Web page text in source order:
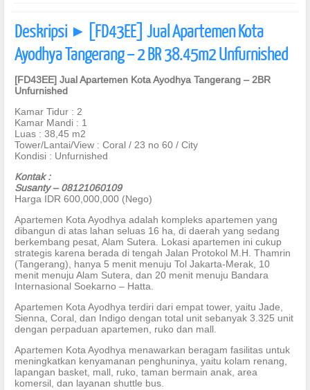
Deskripsi ] [FD43EE] Jual Apartemen Kota
Ayodhya Tangerang – 2 BR 38.45m2 Unfurnished
[FD43EE] Jual Apartemen Kota Ayodhya Tangerang – 2BR
Unfurnished
Kamar Tidur : 2
Kamar Mandi : 1
Luas : 38,45 m2
Tower/Lantai/View : Coral / 23 no 60 / City
Kondisi : Unfurnished
Kontak :
Susanty – 08121060109
Harga IDR 600,000,000 (Nego)
Apartemen Kota Ayodhya adalah kompleks apartemen yang
dibangun di atas lahan seluas 16 ha, di daerah yang sedang
berkembang pesat, Alam Sutera. Lokasi apartemen ini cukup
strategis karena berada di tengah Jalan Protokol M.H. Thamrin
(Tangerang), hanya 5 menit menuju Tol Jakarta-Merak, 10
menit menuju Alam Sutera, dan 20 menit menuju Bandara
Internasional Soekarno – Hatta.
Apartemen Kota Ayodhya terdiri dari empat tower, yaitu Jade,
Sienna, Coral, dan Indigo dengan total unit sebanyak 3.325 unit
dengan perpaduan apartemen, ruko dan mall.
Apartemen Kota Ayodhya menawarkan beragam fasilitas untuk
meningkatkan kenyamanan penghuninya, yaitu kolam renang,
lapangan basket, mall, ruko, taman bermain anak, area
komersil, dan layanan shuttle bus.